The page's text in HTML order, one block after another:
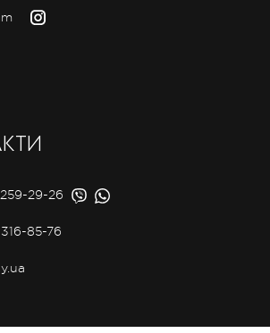
29-26
85-76